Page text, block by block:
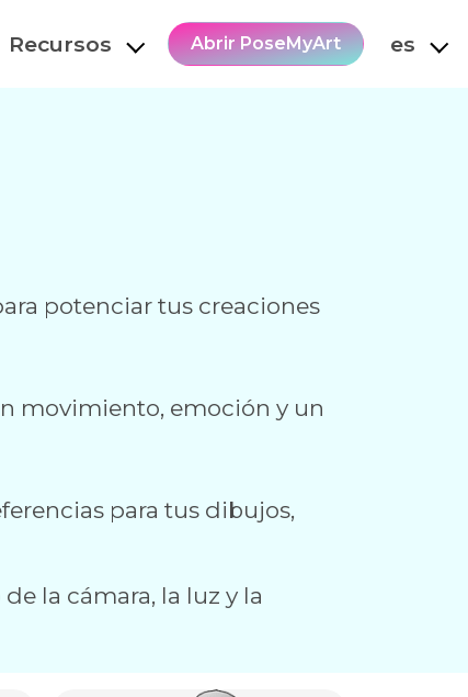
Recursos Abrir PoseMyArt es
potenciar tus creaciones
movimiento, emoción y un
para tus dibujos,
la cámara, la luz y la